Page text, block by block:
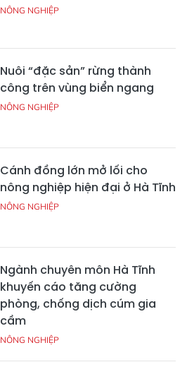
NÔNG NGHIỆP
Nuôi “đặc sản” rừng thành
công trên vùng biển ngang
NÔNG NGHIỆP
Cánh đồng lớn mở lối cho
nông nghiệp hiện đại ở Hà Tĩnh
NÔNG NGHIỆP
Ngành chuyên môn Hà Tĩnh
khuyến cáo tăng cường
phòng, chống dịch cúm gia
cầm
NÔNG NGHIỆP